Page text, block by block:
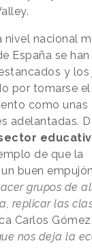
nivel nacional
España se han
y los
por tomarse
como unas
adelantadas.
de que la
buen
grupos de
replicar las
Carlos
nos deja la